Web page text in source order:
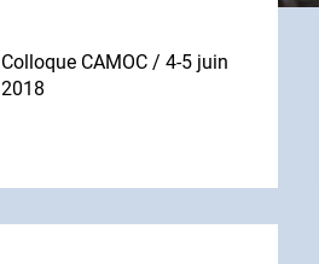
Colloque CAMOC / 4-5 juin
2018